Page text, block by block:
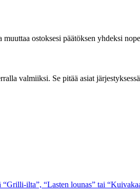
ostoksesi päätöksen yhdeksi
valmiiksi. Se pitää asiat
ilta”, “Lasten lounas” tai